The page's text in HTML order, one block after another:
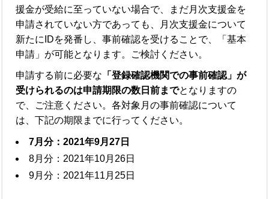
援金が受給に至っていない場合で、まだ月次支援金を
申請されていない方であっても、月次支援金について
新たにIDを発番し、事前確認を受けることで、「基本
申請」が可能となります。ご検討ください。
申請する前に必要な 「登録確認機関での事前確認」が
受けられるのは申請期限の数日前までとなりますの
で、ご注意ください。各対象月の事前確認について
は、下記の期限までに行ってください。
7月分：2021年9月27日
8月分：2021年10月26日
9月分：2021年11月25日